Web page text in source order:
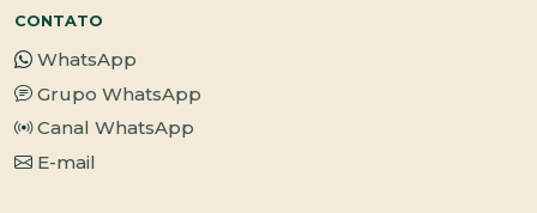
CONTATO
WhatsApp
Grupo WhatsApp
Canal WhatsApp
E-mail